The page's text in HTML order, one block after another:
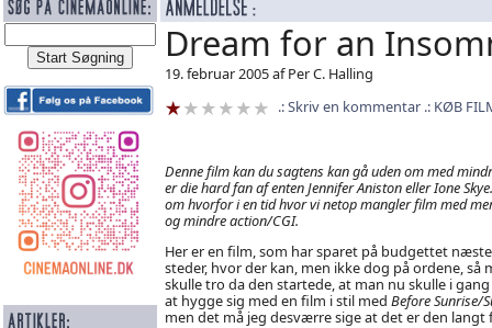
Dream for an
19. februar 2005 af Per C. Halling
Skriv en kommentar
KØB
Denne film kan du sagtens kan gå uden om med
er die hard fan af enten Jennifer Aniston eller Ione
om hvorfor i en tid hvor vi netop mangler film med
og mindre action/CGI.
Her er en film, som har sparet på budgettet
steder, hvor der kan, men ikke dog på ordene, så
skulle tro da den startede, at man nu skulle i
at hygge sig med en film i stil med Before Sunrise/
men det må jeg desværre sige at det er den langt